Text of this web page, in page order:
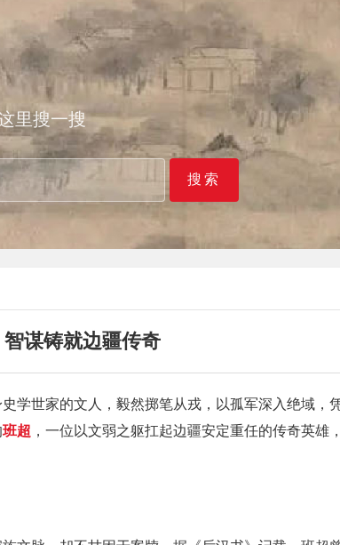
里搜一搜
搜索
谋铸就边疆传奇
学世家的文人，毅然掷笔从戎，以孤军深入绝域，
班超 ，一位以文弱之躯扛起边疆安定重任的传奇英雄